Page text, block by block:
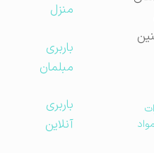
منزل
باربری
مبلمان
باربری
آنلاین